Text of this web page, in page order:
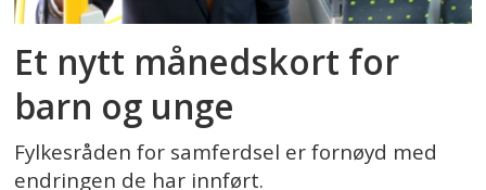
Et nytt månedskort for
barn og unge
Fylkesråden for samferdsel er fornøyd med
endringen de har innført.